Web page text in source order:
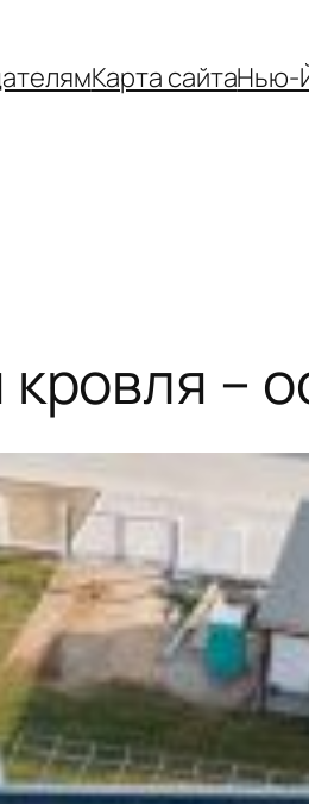
Карта сайтаНью-
–